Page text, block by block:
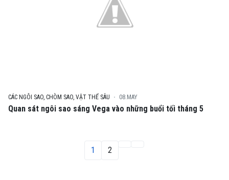
CÁC NGÔI SAO, CHÒM SAO, VẬT THỂ SÂU 08.MAY
Quan sát ngôi sao sáng Vega vào những buổi tối tháng 5
1 2